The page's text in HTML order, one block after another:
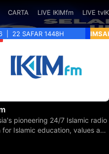
CARTA LIVE IKIMfm LIVE
22 SAFAR 1448H
pioneering 24/7 Islamic radio
for Islamic education, values and